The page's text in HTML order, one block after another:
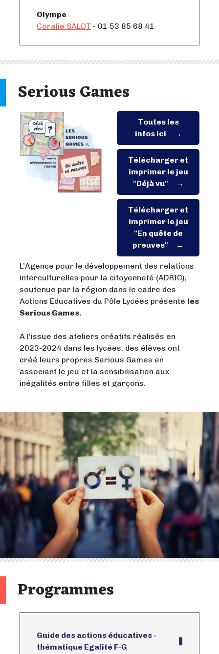
Olympe
Coralie SALOT - 01 53 85 68 41
Serious Games
Toutes les
infos ici
Télécharger et
imprimer le jeu
"Déjà vu"
Télécharger et
imprimer le jeu
"En quête de
preuves"
L’Agence pour le développement des relations
interculturelles pour la citoyenneté (ADRIC),
soutenue par la région dans le cadre des
Actions Educatives du Pôle Lycées présente les
Serious Games.
A l’issue des ateliers créatifs réalisés en
2023-2024 dans les lycées, des élèves ont
créé leurs propres Serious Games en
associant le jeu et la sensibilisation aux
inégalités entre filles et garçons.
Programmes
Guide des actions éducatives -
thématique Egalité F-G